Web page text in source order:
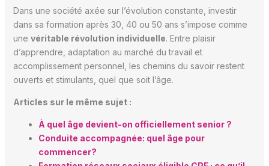
Dans une société axée sur l’évolution constante, investir
dans sa formation après 30, 40 ou 50 ans s’impose comme
une véritable révolution individuelle. Entre plaisir
d’apprendre, adaptation au marché du travail et
accomplissement personnel, les chemins du savoir restent
ouverts et stimulants, quel que soit l’âge.
Articles sur le même sujet :
À quel âge devient-on officiellement senior ?
Conduite accompagnée: quel âge pour
commencer?